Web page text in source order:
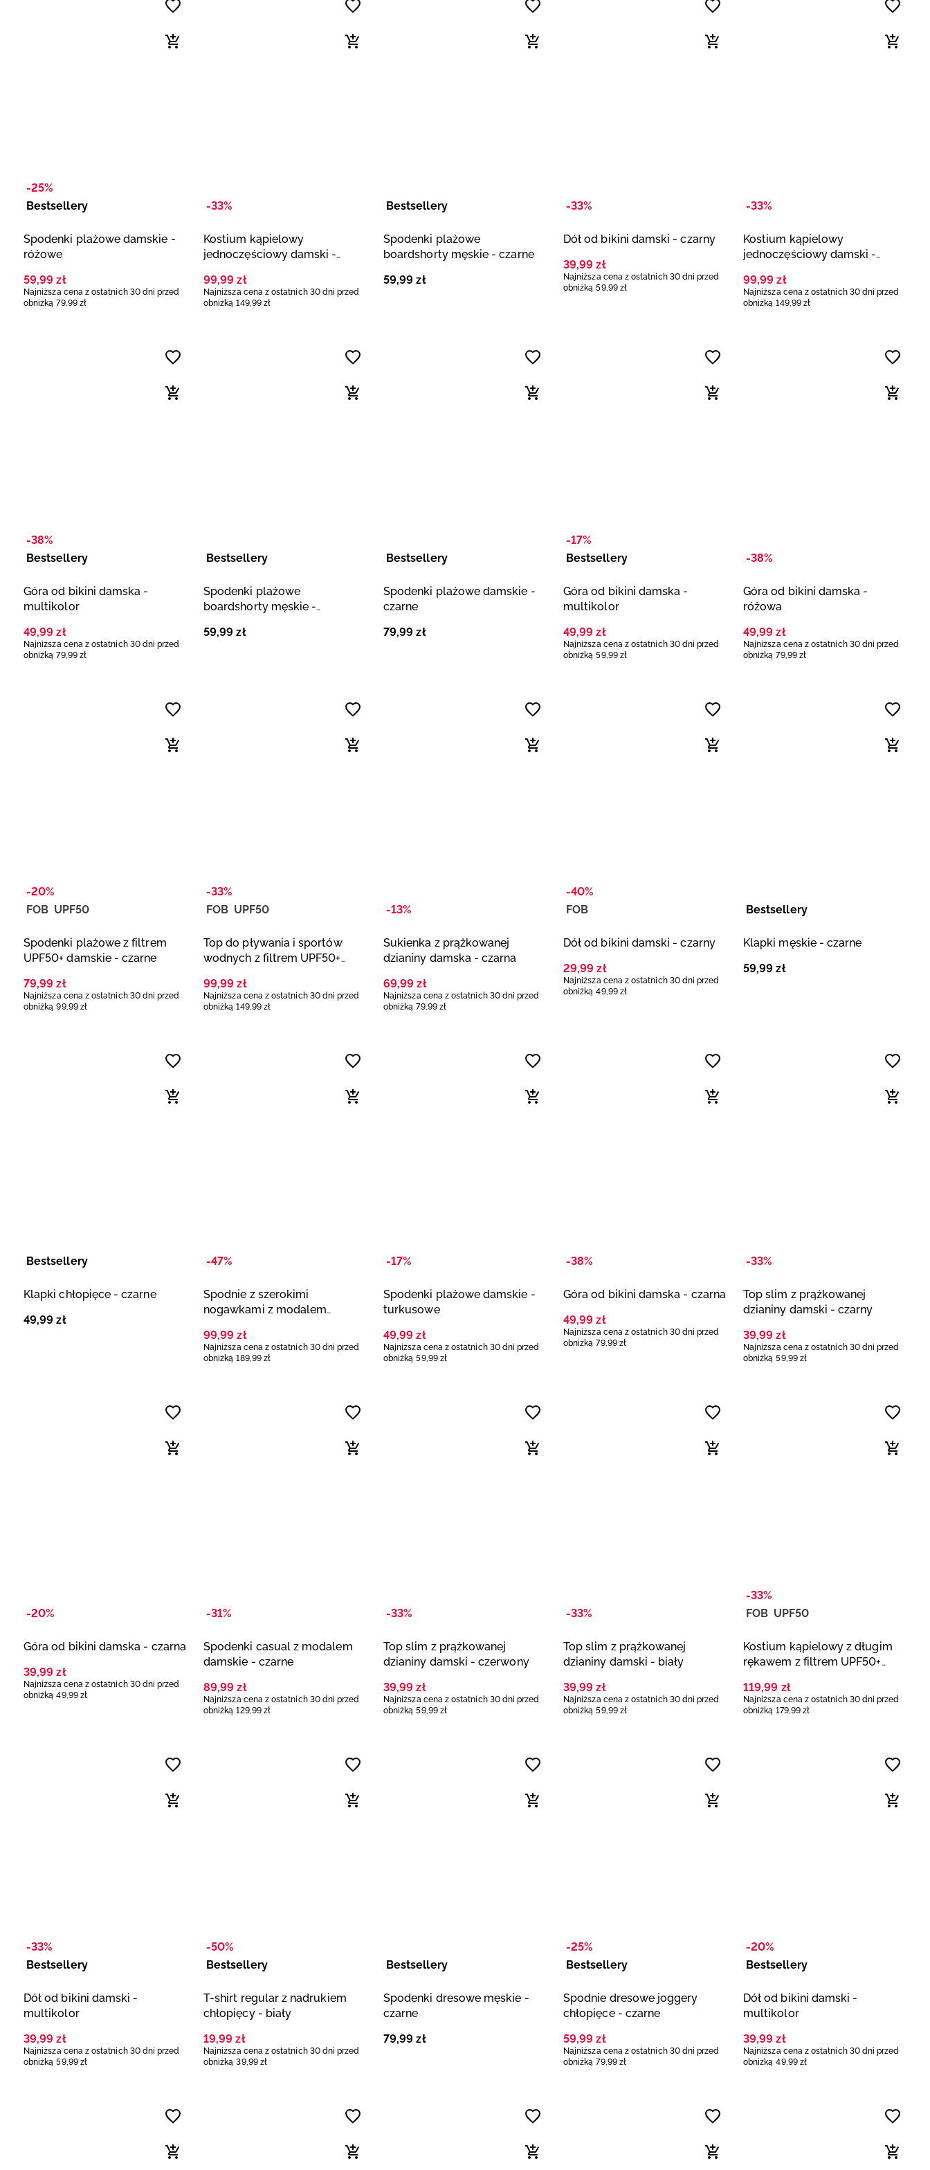
-25%
Bestsellery
Spodenki plażowe damskie -
różowe
59,99 zł
Najniższa cena z ostatnich 30 dni przed
obniżką 79,99 zł
-33%
Kostium kąpielowy
jednoczęściowy damski -
99,99 zł
Najniższa cena z ostatnich 30 dni przed
obniżką 149,99 zł
Bestsellery
Spodenki plażowe
boardshorty męskie - czarne
59,99 zł
-33%
Dół od bikini damski - czarny
39,99 zł
Najniższa cena z ostatnich 30 dni przed
obniżką 59,99 zł
-33%
Kostium kąpielowy
jednoczęściowy damski -
99,99 zł
Najniższa cena z ostatnich 30 dni przed
obniżką 149,99 zł
-38%
Bestsellery
Góra od bikini damska -
multikolor
49,99 zł
Najniższa cena z ostatnich 30 dni przed
obniżką 79, 99 zł
Bestsellery
Spodenki plażowe
boardshorty męskie -
59,99 zł
Bestsellery
Spodenki plażowe damskie -
czarne
79,99 zł
-17%
Bestsellery
Góra od bikini damska -
multikolor
49,99 zł
Najniższa cena z ostatnich 30 dni przed
obniżką 59, 99 zł
-38%
Góra od bikini damska -
różowa
49,99 zł
Najniższa cena z ostatnich 30 dni przed
obniżką 79, 99 zł
-20%
FOB UPF50
Spodenki plażowe z filtrem
UPF50+ damskie - czarne
79,99 zł
Najniższa cena z ostatnich 30 dni przed
obniżką 99,99 zł
-33%
FOB UPF50
Top do pływania i sportów
wodnych z filtrem UPF50+
99,99 zł
Najniższa cena z ostatnich 30 dni przed
obniżką 149,99 zł
-13%
Sukienka z prążkowanej
dzianiny damska - czarna
69,99 zł
Najniższa cena z ostatnich 30 dni przed
obniżką 79,99 zł
-40%
FOB
Dół od bikini damski - czarny
29,99 zł
Najniższa cena z ostatnich 30 dni przed
obniżką 49,99 zł
Bestsellery
Klapki męskie - czarne
59,99 zł
Bestsellery
Klapki chłopięce - czarne
49,99 zł
-47%
Spodnie z szerokimi
nogawkami z modalem
99,99 zł
Najniższa cena z ostatnich 30 dni przed
obniżką 189,99 zł
-17%
Spodenki plażowe damskie -
turkusowe
49,99 zł
Najniższa cena z ostatnich 30 dni przed
obniżką 59,99 zł
-38%
Góra od bikini damska - czarna
49,99 zł
Najniższa cena z ostatnich 30 dni przed
obniżką 79,99 zł
-33%
Top slim z prążkowanej
dzianiny damski - czarny
39,99 zł
Najniższa cena z ostatnich 30 dni przed
obniżką 59,99 zł
-20%
Góra od bikini damska - czarna
39,99 zł
Najniższa cena z ostatnich 30 dni przed
obniżką 49, 99 zł
-31%
Spodenki casual z modalem
damskie - czarne
89,99 zł
Najniższa cena z ostatnich 30 dni przed
obniżką 129, 99 zł
-33%
Top slim z prążkowanej
dzianiny damski - czerwony
39,99 zł
Najniższa cena z ostatnich 30 dni przed
obniżką 59, 99 zł
-33%
Top slim z prążkowanej
dzianiny damski - biały
39,99 zł
Najniższa cena z ostatnich 30 dni przed
obniżką 59, 99 zł
-33%
FOB UPF50
Kostium kąpielowy z długim
rękawem z filtrem UPF50+
119,99 zł
Najniższa cena z ostatnich 30 dni przed
obniżką 179, 99 zł
-33%
Bestsellery
Dół od bikini damski -
multikolor
39,99 zł
Najniższa cena z ostatnich 30 dni przed
obniżką 59,99 zł
-50%
Bestsellery
T-shirt regular z nadrukiem
chłopięcy - biały
19,99 zł
Najniższa cena z ostatnich 30 dni przed
obniżką 39,99 zł
Bestsellery
Spodenki dresowe męskie -
czarne
79,99 zł
-25%
Bestsellery
Spodnie dresowe joggery
chłopięce - czarne
59,99 zł
Najniższa cena z ostatnich 30 dni przed
obniżką 79,99 zł
-20%
Bestsellery
Dół od bikini damski -
multikolor
39,99 zł
Najniższa cena z ostatnich 30 dni przed
obniżką 49,99 zł